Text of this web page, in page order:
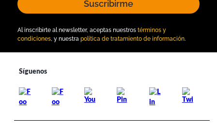
Suscribirme
Al inscribirte al newsletter, aceptas nuestros términos y
condiciones, y nuestra política de tratamiento de información.